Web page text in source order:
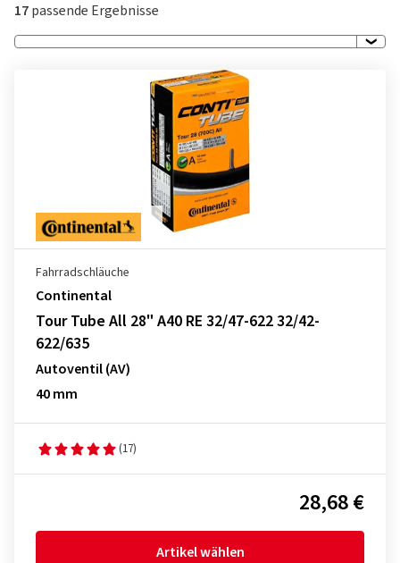
17passende Ergebnisse
Fahrradschläuche
Continental
Tour Tube All 28" A40 RE 32/47-622 32/42-
622/635
Autoventil (AV)
40 mm
(17)
28,68 €
Artikel wählen